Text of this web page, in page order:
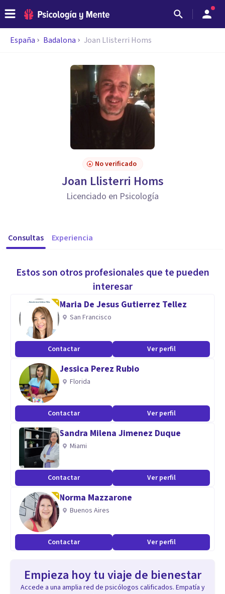
España Badalona Joan Llisterri Homs
No verificado
Joan Llisterri Homs
Licenciado en Psicología
Consultas Experiencia
Estos son otros profesionales que te pueden
interesar
Maria De Jesus Gutierrez Tellez
San Francisco
Contactar Ver perfil
Jessica Perez Rubio
Florida
Contactar Ver perfil
Sandra Milena Jimenez Duque
Miami
Contactar Ver perfil
Norma Mazzarone
Buenos Aires
Contactar Ver perfil
Empieza hoy tu viaje de bienestar
Accede a una amplia red de psicólogos calificados. Empatía y